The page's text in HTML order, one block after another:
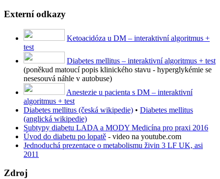
Externí odkazy
Ketoacidóza u DM – interaktivní algoritmus +
test
Diabetes mellitus – interaktivní algoritmus + test
(poněkud matoucí popis klinického stavu - hyperglykémie se
nesesouvá náhle v autobuse)
Anestezie u pacienta s DM – interaktivní
algoritmus + test
Diabetes mellitus (česká wikipedie) • Diabetes mellitus
(anglická wikipedie)
Subtypy diabetu LADA a MODY Medicína pro praxi 2016
Úvod do diabetu po lopatě - video na youtube.com
Jednoduchá prezentace o metabolismu živin 3 LF UK, asi
2011
Zdroj